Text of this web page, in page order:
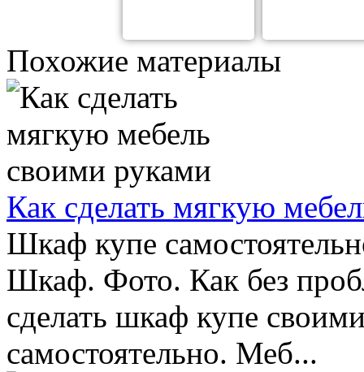
Похожие материалы
Как сделать мягкую
Шкаф купе
Шкаф. Фото. Как без
сделать шкаф купе
самостоятельно. Меб...